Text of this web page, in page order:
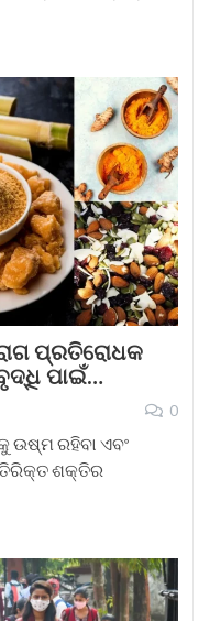
ପ୍ରତିରୋଧକ
ପାଇଁ…
0
ଉଷ୍ମ ରହିବା ଏବଂ
ଶକ୍ତିର